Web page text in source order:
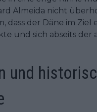
Almeida nicht
dass der Däne im Ziel
und sich abseits der
und